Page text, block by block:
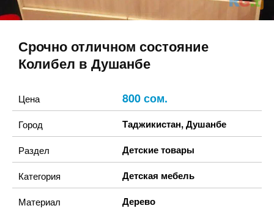
Срочно отличном состояние
Колибел в Душанбе
Цена 800 сом.
Город Таджикистан,Душанбе
Раздел Детские товары
Категория Детская мебель
Материал Дерево